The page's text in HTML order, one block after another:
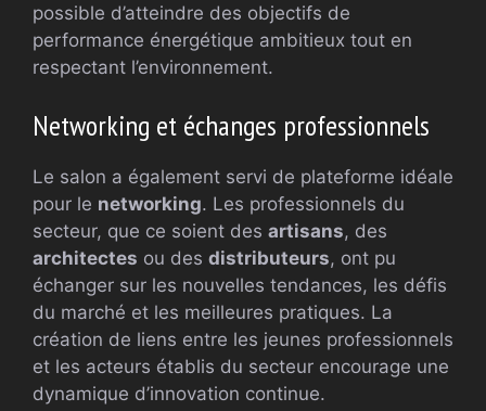
possible d’atteindre des objectifs de
performance énergétique ambitieux tout en
respectant l’environnement.
Networking et échanges professionnels
Le salon a également servi de plateforme idéale
pour le networking. Les professionnels du
secteur, que ce soient des artisans, des
architectes ou des distributeurs, ont pu
échanger sur les nouvelles tendances, les défis
du marché et les meilleures pratiques. La
création de liens entre les jeunes professionnels
et les acteurs établis du secteur encourage une
dynamique d’innovation continue.